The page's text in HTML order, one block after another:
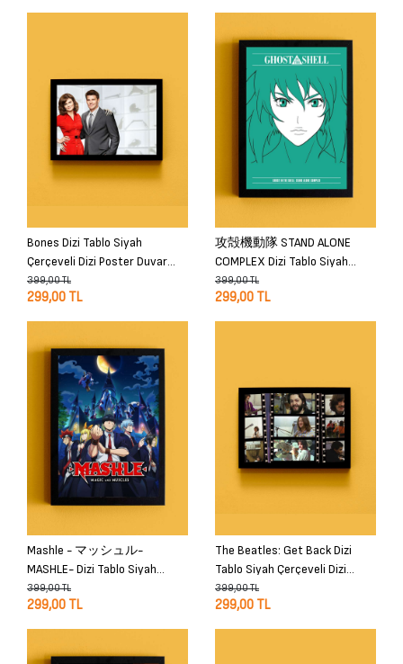
Bones Dizi Tablo Siyah
Çerçeveli Dizi Poster Duvar
Tablo
399,00 TL
299,00 TL
攻殻機動隊 STAND ALONE
COMPLEX Dizi Tablo Siyah
Çerçeveli Dizi Poster Duvar
Tablo
399,00 TL
299,00 TL
Mashle - マッシュル-
MASHLE- Dizi Tablo Siyah
Çerçeveli Dizi Poster Duvar
Tablo
399,00 TL
299,00 TL
The Beatles: Get Back Dizi
Tablo Siyah Çerçeveli Dizi
Poster Duvar Tablo
399,00 TL
299,00 TL